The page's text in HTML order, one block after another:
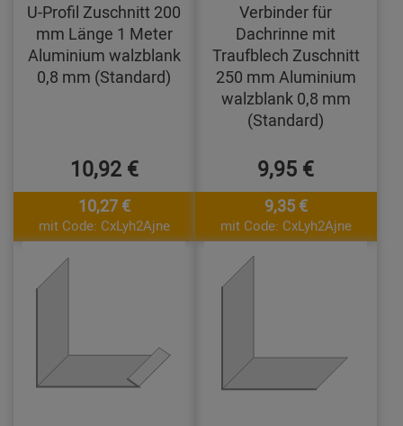
U-Profil Zuschnitt 200
mm Länge 1 Meter
Aluminium walzblank
0,8 mm (Standard)
10,92 €
10,27 €
mit Code: CxLyh2Ajne
Verbinder für
Dachrinne mit
Traufblech Zuschnitt
250 mm Aluminium
walzblank 0,8 mm
(Standard)
9,95 €
9,35 €
mit Code: CxLyh2Ajne